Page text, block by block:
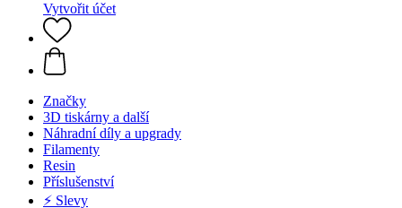
Vytvořit účet
Značky
3D tiskárny a další
Náhradní díly a upgrady
Filamenty
Resin
Příslušenství
⚡ Slevy